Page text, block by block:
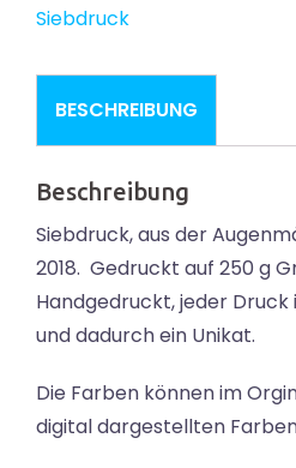
Siebdruck
BESCHREIBUNG
Beschreibung
Siebdruck, aus der
2018. Gedruckt auf 250 g
Handgedruckt, jeder
und dadurch ein Unikat.
Die Farben können im
digital dargestellten